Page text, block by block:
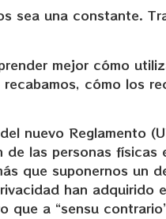
sea una constante.
mejor cómo
cómo los
nuevo Reglamento
las personas físicas
que suponernos un
han adquirido
a “sensu